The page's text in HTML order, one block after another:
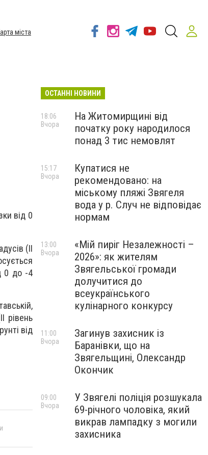
міста
від 0
(II
0 до -4
рівень
від
ОСТАННІ НОВИНИ
На Житомирщині від
початку року народилося
понад 3 тис немовлят
18:06
Вчора
Купатися не
рекомендовано: на
міському пляжі Звягеля
вода у р. Случ не відповідає
нормам
15:17
Вчора
«Мій пиріг Незалежності –
2026»: як жителям
Звягельської громади
долучитися до
всеукраїнського
кулінарного конкурсу
13:00
Вчора
Загинув захисник із
Баранівки, що на
Звягельщині, Олександр
Окончик
11:00
Вчора
У Звягелі поліція розшукала
69-річного чоловіка, який
викрав лампадку з могили
захисника
09:00
Вчора